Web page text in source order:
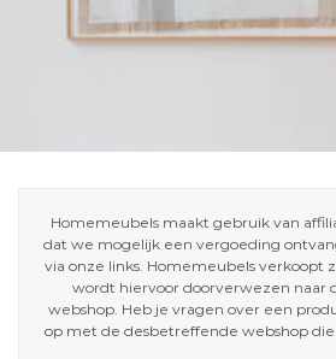
Homemeubels maakt gebruik van
dat we mogelijk een vergoeding
via onze links. Homemeubels verkoopt
wordt hiervoor doorverwezen naar
webshop. Heb je vragen over een
op met de desbetreffende webshop